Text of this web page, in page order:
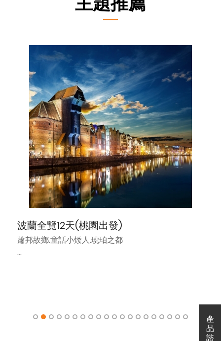
波蘭全覽12天(桃園出發)
蕭邦故鄉.童話小矮人.琥珀之都
•【琥珀之都．格但斯克】
產
產
品
諮